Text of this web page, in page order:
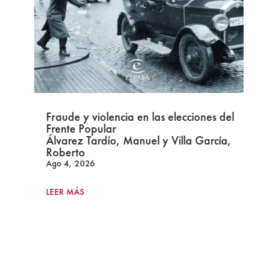
Fraude y violencia en las elecciones del
Frente Popular
Álvarez Tardío, Manuel y Villa García,
Roberto
Ago 4, 2026
LEER MÁS